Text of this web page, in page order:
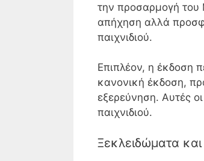
την προσαρμογή του
απήχηση αλλά
παιχνιδιού.
Επιπλέον, η έκδοση
κανονική έκδοση,
εξερεύνηση. Αυτές
παιχνιδιού.
Ξεκλειδώματα και